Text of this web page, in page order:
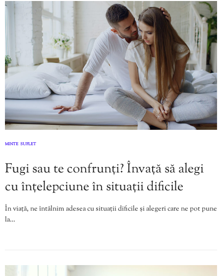
MINTE SUFLET
Fugi sau te confrunți? Învață să alegi
cu înțelepciune în situații dificile
În viață, ne întâlnim adesea cu situații dificile și alegeri care ne pot pune
la…